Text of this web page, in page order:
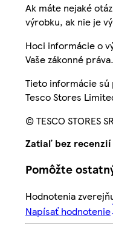
Ak máte nejaké
výrobku, ak nie je
Hoci informácie o
Vaše zákonné práva.
Tieto informácie sú
Tesco Stores
© TESCO STORES
Zatiaľ bez recenzií
Pomôžte
Hodnotenia
Napísať hodnotenie